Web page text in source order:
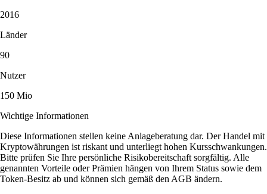
2016
Länder
90
Nutzer
150 Mio
Wichtige Informationen
Diese Informationen stellen keine Anlageberatung dar. Der Handel mit
Kryptowährungen ist riskant und unterliegt hohen Kursschwankungen.
Bitte prüfen Sie Ihre persönliche Risikobereitschaft sorgfältig. Alle
genannten Vorteile oder Prämien hängen von Ihrem Status sowie dem
Token-Besitz ab und können sich gemäß den AGB ändern.